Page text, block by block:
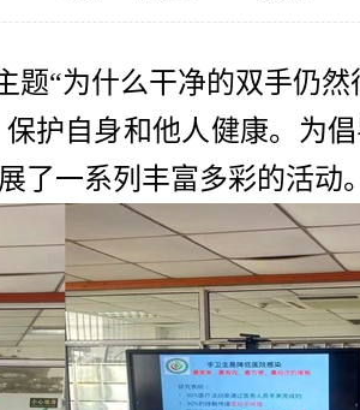
题“为什么干净的双手仍
护自身和他人健康。为
了一系列丰富多彩的活动。